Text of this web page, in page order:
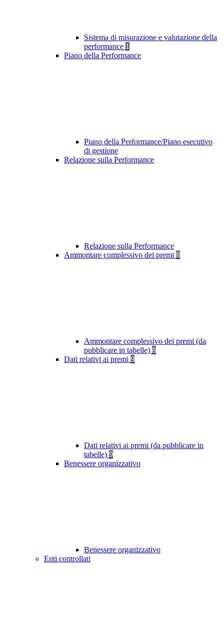
Sistema di misurazione e valutazione della
performance 1
Piano della Performance
Piano della Performance/Piano esecutivo
di gestione
Relazione sulla Performance
Relazione sulla Performance
Ammontare complessivo dei premi 8
Ammontare complessivo dei premi (da
pubblicare in tabelle) 8
Dati relativi ai premi 9
Dati relativi ai premi (da pubblicare in
tabelle) 9
Benessere organizzativo
Benessere organizzativo
Enti controllati